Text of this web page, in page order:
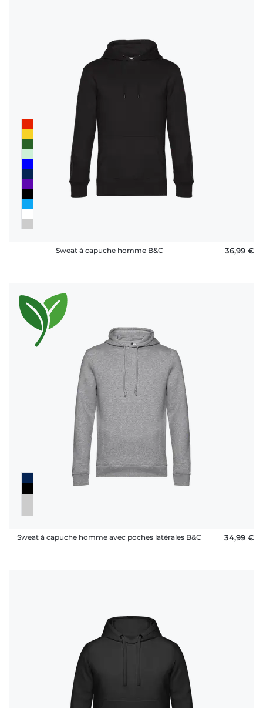
Sweat à capuche homme B&C 36,99 €
Sweat à capuche homme avec poches latérales B&C 34,99 €